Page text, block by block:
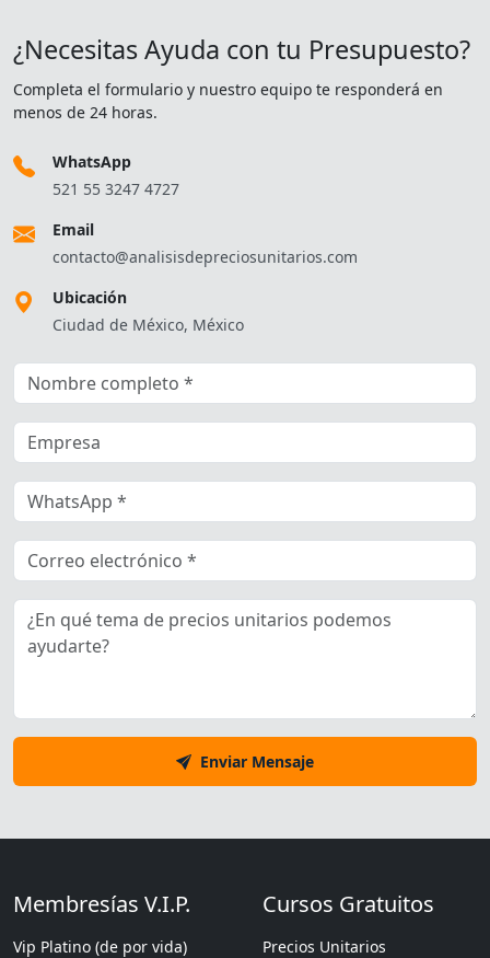
¿Necesitas Ayuda con tu Presupuesto?
Completa el formulario y nuestro equipo te responderá en
menos de 24 horas.
WhatsApp
521 55 3247 4727
Email
contacto@analisisdepreciosunitarios.com
Ubicación
Ciudad de México, México
Enviar Mensaje
Membresías V.I.P.
Vip Platino (de por vida)
Cursos Gratuitos
Precios Unitarios